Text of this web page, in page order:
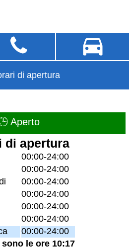
di apertura
Aperto
di apertura
00:00-24:00
00:00-24:00
00:00-24:00
00:00-24:00
00:00-24:00
00:00-24:00
00:00-24:00
le ore 10:17